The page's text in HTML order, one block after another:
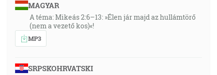
MAGYAR
A téma: Mikeás 2:6–13: »Élen jár majd az hullámtörő
(nem a vezető kos)«!
MP3
SRPSKOHRVATSKI